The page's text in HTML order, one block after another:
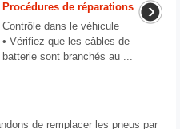
Procédures de réparations
Contrôle dans le véhicule
• Vérifiez que les câbles de
batterie sont branchés au ...
de remplacer les pneus par